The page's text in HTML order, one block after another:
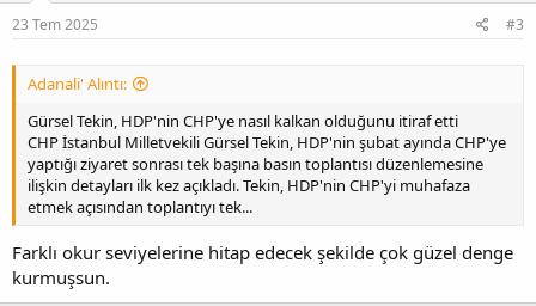
23 Tem 2025 #3
Adanali' Alıntı:
Gürsel Tekin, HDP'nin CHP'ye nasıl kalkan olduğunu itiraf etti
CHP İstanbul Milletvekili Gürsel Tekin, HDP'nin şubat ayında CHP'ye
yaptığı ziyaret sonrası tek başına basın toplantısı düzenlemesine
ilişkin detayları ilk kez açıkladı. Tekin, HDP'nin CHP'yi muhafaza
etmek açısından toplantıyı tek...
Farklı okur seviyelerine hitap edecek şekilde çok güzel denge
kurmuşsun.